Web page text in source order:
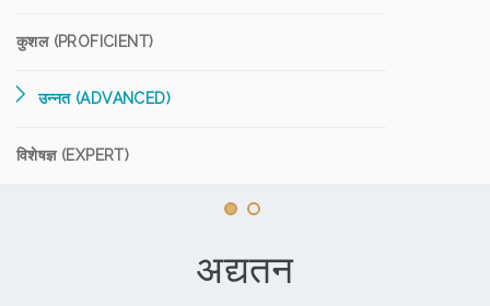
कुशल (PROFICIENT)
उन्नत (ADVANCED)
विशेषज्ञ (EXPERT)
अद्यतन